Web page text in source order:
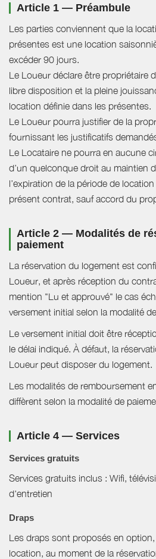
Article 1 — Préambule
Les parties conviennent que la
présentes est une location
excéder 90 jours.
Le Loueur déclare être propriétaire
libre disposition et la pleine
location définie dans les présentes.
Le Loueur pourra justifier de la
fournissant les justificatifs
Le Locataire ne pourra en aucune
d’un quelconque droit au maintien
l’expiration de la période de
présent contrat, sauf accord du
Article 2 — Modalités de
paiement
La réservation du logement est
Loueur, et après réception du
mention "Lu et approuvé" le cas
versement initial selon la modalité
Le versement initial doit être
le délai indiqué. À défaut, la
Loueur peut disposer du logement.
Les modalités de remboursement
diffèrent selon la modalité de
Article 4 — Services
Services gratuits
Services gratuits inclus : Wifi,
d'entretien
Draps
Les draps sont proposés en
location, au moment de la